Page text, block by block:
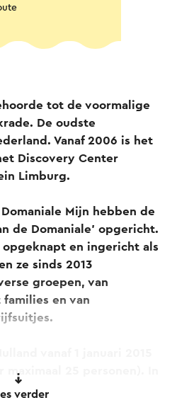
tot de voormalige
De oudste
Vanaf 2006 is het
Discovery Center
Limburg.
Mijn hebben de
de Domaniale’ opgericht.
opgeknapt en ingericht als
ze sinds 2013
groepen, van
families en van
25 personen). In
lift, een mijnfiets,
verder